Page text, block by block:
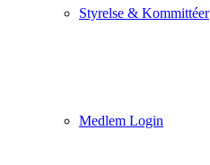
Styrelse & Kommittéer
Medlem Login